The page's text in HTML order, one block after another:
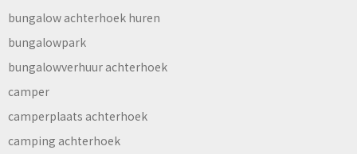
bungalow achterhoek huren
bungalowpark
bungalowverhuur achterhoek
camper
camperplaats achterhoek
camping achterhoek